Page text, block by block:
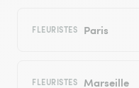
FLEURISTES Paris
FLEURISTES Marseille